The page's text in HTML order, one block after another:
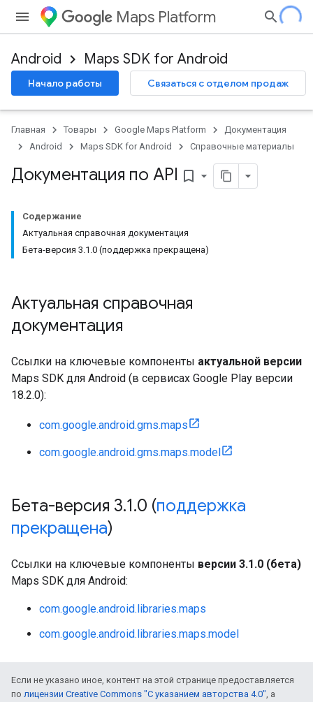
Maps Platform
Android Maps SDK for Android
Начало работы Связаться с отделом продаж
Главная Товары Google Maps Platform
Документация
Android
Maps SDK for Android Справочные материалы
Документация по API bookmark_border
Содержание
Актуальная справочная документация
Бета-версия 3.1.0 (поддержка прекращена)
Актуальная справочная
документация
Ссылки на ключевые компоненты актуальной версии
Maps SDK для Android (в сервисах Google Play версии
18.2.0):
com.google.android.gms.maps
com.google.android.gms.maps.model
Бета-версия 3.1.0 (поддержка
прекращена)
Ссылки на ключевые компоненты версии 3.1.0 (бета)
Maps SDK для Android:
com.google.android.libraries.maps
com.google.android.libraries.maps.model
Если не указано иное, контент на этой странице предоставляется
по лицензии Creative Commons "С указанием авторства 4.0", а